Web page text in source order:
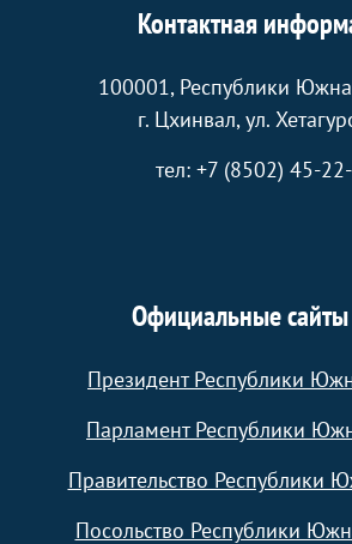
Контактная
100001, Республики
г. Цхинвал, ул.
тел: +7 (8502) 45-
Официальные
Президент Республики
Парламент Республики
Правительство Республики
Посольство Республики